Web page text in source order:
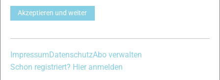
Bildergalerie
Engadin
Skimarathon
Bildergalerie
Gsiesertallauf
(Italien)
Schreibe einen Kommentar
Akzeptieren und weiter
Impressum DatenschutzAbo verwalten
Schon registriert? Hier anmelden